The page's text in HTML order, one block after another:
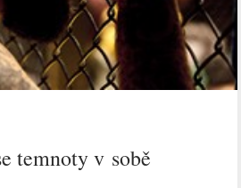
temnoty v sobě